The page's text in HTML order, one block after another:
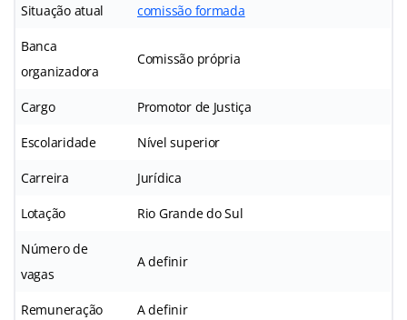
Situação atual comissão formada
Banca
organizadora
Comissão própria
Cargo Promotor de Justiça
Escolaridade Nível superior
Carreira Jurídica
Lotação Rio Grande do Sul
Número de
vagas
A definir
Remuneração A definir